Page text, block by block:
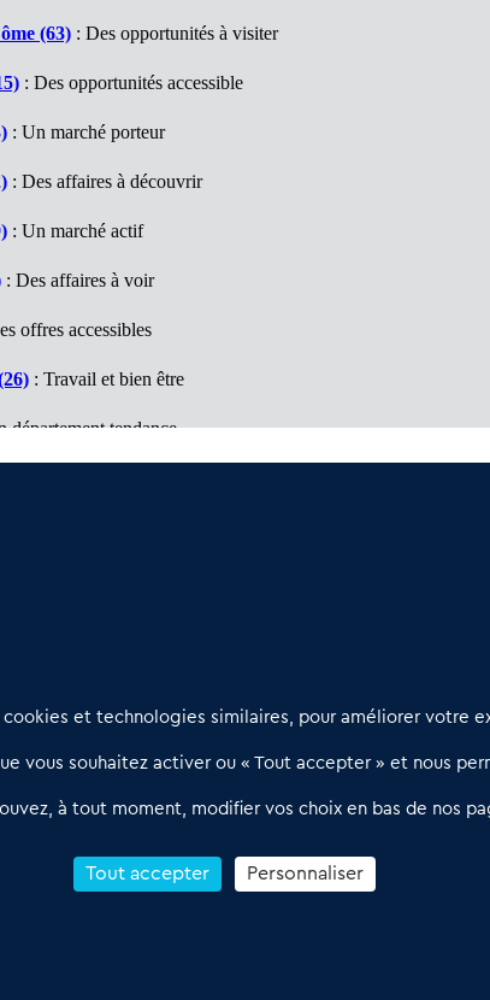
(63) : Des opportunités à visiter
: Des opportunités accessible
: Un marché porteur
: Des affaires à découvrir
: Un marché actif
: Des affaires à voir
offres accessibles
: Travail et bien être
département tendance
56 03 17
nous
solution
Pro
nous ?
cookies et technologies similaires, pour améliorer votre
vous souhaitez activer ou « Tout accepter » et nous
à tout moment, modifier vos choix en bas de nos
Tout accepter Personnaliser